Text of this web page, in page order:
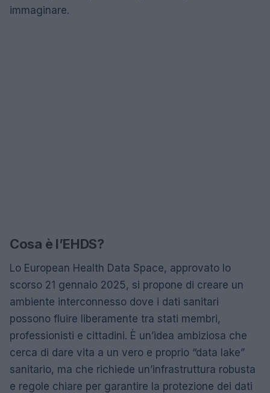
immaginare.
Cosa è l’EHDS?
Lo European Health Data Space, approvato lo
scorso 21 gennaio 2025, si propone di creare un
ambiente interconnesso dove i dati sanitari
possono fluire liberamente tra stati membri,
professionisti e cittadini. È un’idea ambiziosa che
cerca di dare vita a un vero e proprio “data lake”
sanitario, ma che richiede un’infrastruttura robusta
e regole chiare per garantire la protezione dei dati